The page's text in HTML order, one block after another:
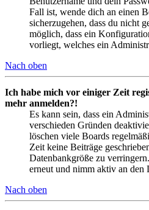
Fall ist, wende dich an einen
sicherzugehen, dass du nicht
möglich, dass ein
vorliegt, welches ein
Nach oben
Ich habe mich vor einiger Zeit
mehr anmelden?!
Es kann sein, dass ein
verschieden Gründen
löschen viele Boards
Zeit keine Beiträge
Datenbankgröße zu
erneut und nimm aktiv an den
Nach oben